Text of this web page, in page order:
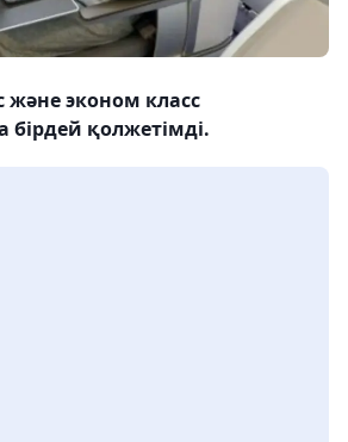
және эконом класс
қолжетімді.